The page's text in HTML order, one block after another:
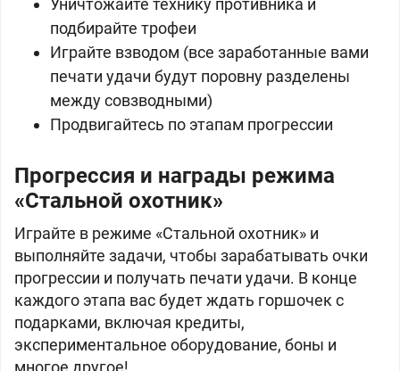
Уничтожайте технику противника и
подбирайте трофеи
Играйте взводом (все заработанные вами
печати удачи будут поровну разделены
между совзводными)
Продвигайтесь по этапам прогрессии
Прогрессия и награды режима
«Стальной охотник»
Играйте в режиме «Стальной охотник» и
выполняйте задачи, чтобы зарабатывать очки
прогрессии и получать печати удачи. В конце
каждого этапа вас будет ждать горшочек с
подарками, включая кредиты,
экспериментальное оборудование, боны и
многое другое!